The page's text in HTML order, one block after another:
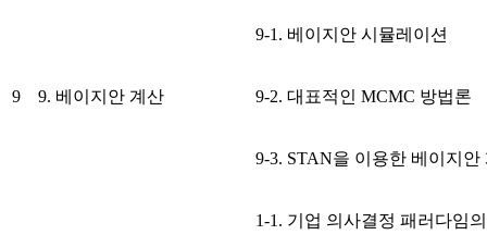
9 9. 베이지안 계산
9-1. 베이지안 시뮬레이션
9-2. 대표적인 MCMC 방법론
9-3. STAN을 이용한 베이지안
1-1. 기업 의사결정 패러다임